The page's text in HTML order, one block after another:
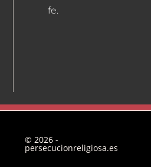
fe.
© 2026 -
persecucionreligiosa.es